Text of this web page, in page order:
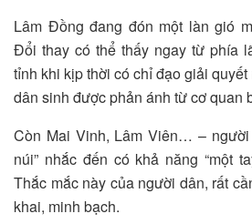
Lâm Đồng đang đón một làn gió
Đổi thay có thể thấy ngay từ phía
tỉnh khi kịp thời có chỉ đạo giải
dân sinh được phản ánh từ cơ quan
Còn Mai Vinh, Lâm Viên… –
núi” nhắc đến có khả năng “một
Thắc mắc này của người dân, rất
khai, minh bạch.